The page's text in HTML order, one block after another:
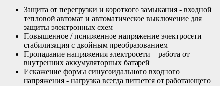
Защита от перегрузки и короткого замыкания - входной
тепловой автомат и автоматическое выключение для
защиты электронных схем
Повышенное / пониженное напряжение электросети –
стабилизация с двойным преобразованием
Пропадание напряжения электросети – работа от
внутренних аккумуляторных батарей
Искажение формы синусоидального входного
напряжения - нагрузка всегда питается от работающего